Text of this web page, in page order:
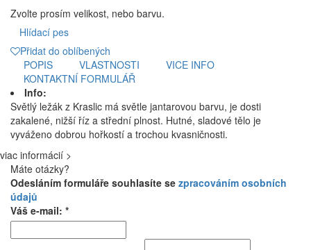
Zvolte prosím velikost, nebo barvu.
Hlídací pes
Přidat do oblíbených
POPIS
VLASTNOSTI
VICE INFO
KONTAKTNÍ FORMULÁŘ
Info:
Světlý ležák z Kraslic má světle jantarovou barvu, je dosti
zakalené, nižší říz a střední plnost. Hutné, sladové tělo je
vyváženo dobrou hořkostí a trochou kvasničnosti.
viac informácií >
Máte otázky?
Odesláním formuláře souhlasíte se zpracováním osobních
údajů
Váš e-mail: *